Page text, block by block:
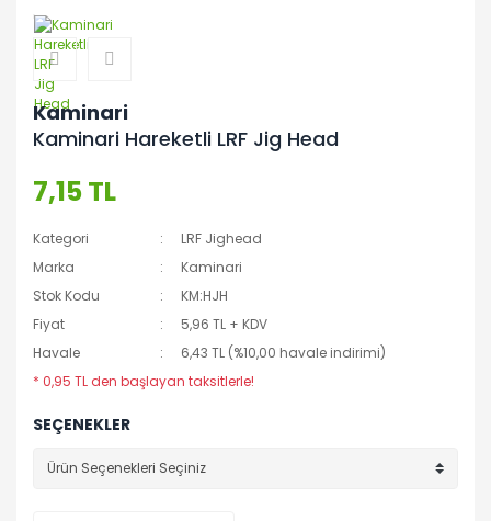
Kaminari
Kaminari Hareketli LRF Jig Head
7,15 TL
Kategori
LRF Jighead
Marka
Kaminari
Stok Kodu
KM:HJH
Fiyat
5,96 TL + KDV
Havale
6,43 TL (%10,00 havale indirimi)
* 0,95 TL den başlayan taksitlerle!
SEÇENEKLER